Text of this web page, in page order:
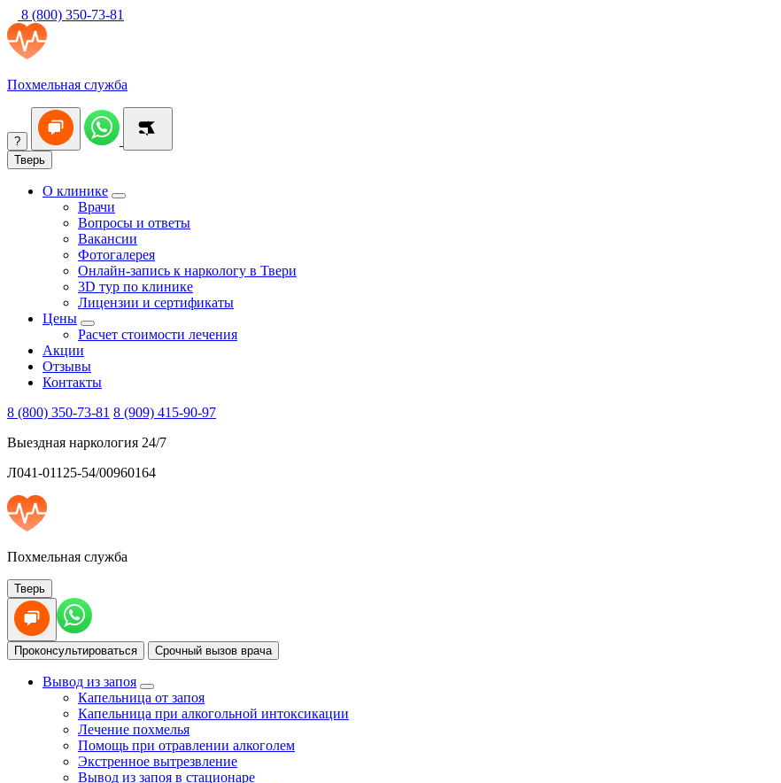
8 (800) 350-73-81
Похмельная служба
?
Тверь
О клинике
Врачи
Вопросы и ответы
Вакансии
Фотогалерея
Онлайн-запись к наркологу в Твери
3D тур по клинике
Лицензии и сертификаты
Цены
Расчет стоимости лечения
Акции
Отзывы
Контакты
8 (800) 350-73-81 8 (909) 415-90-97
Выездная наркология 24/7
Л041-01125-54/00960164
Похмельная служба
Тверь
Проконсультироваться Срочный вызов врача
Вывод из запоя
Капельница от запоя
Капельница при алкогольной интоксикации
Лечение похмелья
Помощь при отравлении алкоголем
Экстренное вытрезвление
Вывод из запоя в стационаре